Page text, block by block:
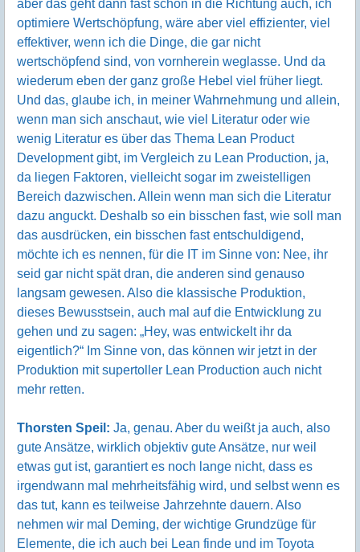
aber das geht dann fast schon in die Richtung auch, ich
optimiere Wertschöpfung, wäre aber viel effizienter, viel
effektiver, wenn ich die Dinge, die gar nicht
wertschöpfend sind, von vornherein weglasse. Und da
wiederum eben der ganz große Hebel viel früher liegt.
Und das, glaube ich, in meiner Wahrnehmung und allein,
wenn man sich anschaut, wie viel Literatur oder wie
wenig Literatur es über das Thema Lean Product
Development gibt, im Vergleich zu Lean Production, ja,
da liegen Faktoren, vielleicht sogar im zweistelligen
Bereich dazwischen. Allein wenn man sich die Literatur
dazu anguckt. Deshalb so ein bisschen fast, wie soll man
das ausdrücken, ein bisschen fast entschuldigend,
möchte ich es nennen, für die IT im Sinne von: Nee, ihr
seid gar nicht spät dran, die anderen sind genauso
langsam gewesen. Also die klassische Produktion,
dieses Bewusstsein, auch mal auf die Entwicklung zu
gehen und zu sagen: „Hey, was entwickelt ihr da
eigentlich?“ Im Sinne von, das können wir jetzt in der
Produktion mit supertoller Lean Production auch nicht
mehr retten.
Thorsten Speil: Ja, genau. Aber du weißt ja auch, also
gute Ansätze, wirklich objektiv gute Ansätze, nur weil
etwas gut ist, garantiert es noch lange nicht, dass es
irgendwann mal mehrheitsfähig wird, und selbst wenn es
das tut, kann es teilweise Jahrzehnte dauern. Also
nehmen wir mal Deming, der wichtige Grundzüge für
Elemente, die ich auch bei Lean finde und im Toyota